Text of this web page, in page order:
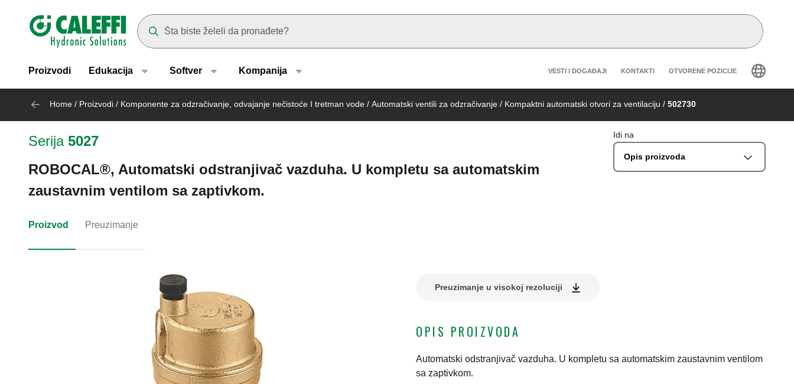
Header main navigation
Proizvodi Edukacija Softver Kompanija Header secondary navigation
VESTI I DOGAĐAJI KONTAKTI OTVORENE POZICIJE
Home / Proizvodi / Komponente za odzračivanje, odvajanje nečistoće I tretman vode / Automatski ventili za odzračivanje / Kompaktni automatski otvori za ventilaciju / 502730
Serija 5027
ROBOCAL®, Automatski odstranjivač vazduha. U kompletu sa automatskim
zaustavnim ventilom sa zaptivkom.
Idi na
Opis proizvoda
Proizvod Preuzimanje
Preuzimanje u visokoj rezoluciji
OPIS PROIZVODA
Automatski odstranjivač vazduha. U kompletu sa automatskim zaustavnim ventilom
sa zaptivkom.